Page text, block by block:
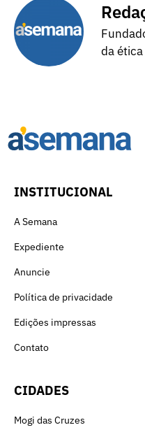
da
INSTITUCIONAL
A Semana
Expediente
Anuncie
Política de privacidade
Edições impressas
Contato
CIDADES
Mogi das Cruzes